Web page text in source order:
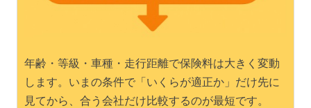
年齢・等級・車種・走行距離で保険料は大きく変動
します。いまの条件で「いくらが適正か」だけ先に
見てから、合う会社だけ比較するのが最短です。